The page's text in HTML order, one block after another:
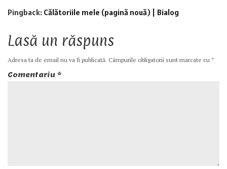
Pingback: Călătoriile mele (pagină nouă) | Bialog
Lasă un răspuns
Adresa ta de email nu va fi publicată. Câmpurile obligatorii sunt marcate cu *
Comentariu *